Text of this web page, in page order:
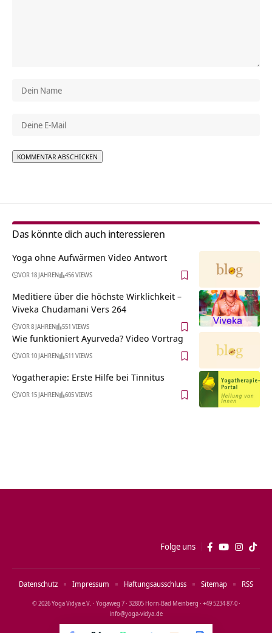
Das könnte dich auch interessieren
Yoga ohne Aufwärmen Video Antwort
VOR 18 JAHREN 456 VIEWS
Meditiere über die höchste Wirklichkeit –
Viveka Chudamani Vers 264
VOR 8 JAHREN 551 VIEWS
Wie funktioniert Ayurveda? Video Vortrag
VOR 10 JAHREN 511 VIEWS
Yogatherapie: Erste Hilfe bei Tinnitus
VOR 15 JAHREN 605 VIEWS
Folge uns
© 2026 Yoga Vidya e.V. · Yogaweg 7 · 32805 Horn‑Bad Meinberg · +49 5234 87‑0 ·
info@yoga‑vidya.de
Datenschutz Impressum Haftungsausschluss Sitemap RSS